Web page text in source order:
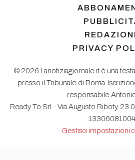
PRIVACY
© 2026 Lanotiziagiornale.it è una
presso il Tribunale di Roma.
responsabile
Ready To Srl - Via Augusto Riboty, 23
13306081004
Gestisci impostazioni